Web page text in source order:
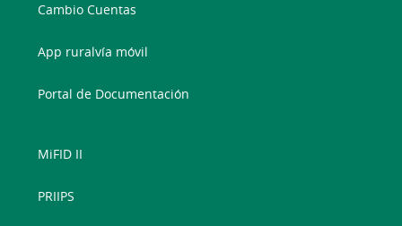
Cambio Cuentas
App ruralvía móvil
Portal de Documentación
MiFID II
PRIIPS